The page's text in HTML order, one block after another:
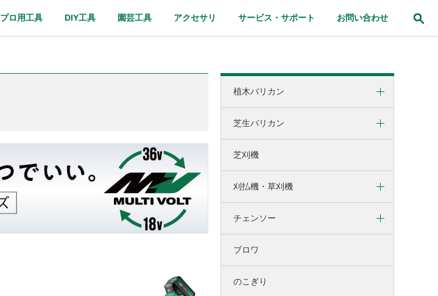
プロ用工具 DIY工具 園芸工具 アクセサリ サービス・サポート お問い合わせ
植木バリカン
コードレス植木バリカン
芝生バリカン
コードレス芝生バリカン
芝刈機
刈払機・草刈機
刈払機
チェンソー
コードレスチェンソー
ブロワ
のこぎり